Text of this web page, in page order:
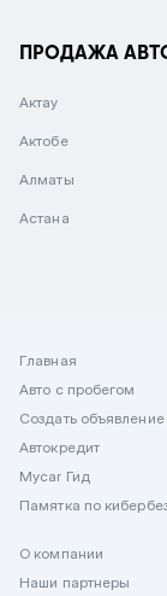
ПРОДАЖА
Актау
Актобе
Алматы
Астана
Главная
Авто с пробегом
Создать объявление
Автокредит
Mycar Гид
Памятка по
О компании
Наши партнеры